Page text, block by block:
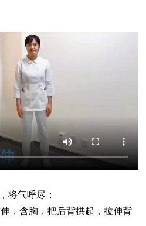
将气呼尽；
，含胸，把后背拱起，拉伸背